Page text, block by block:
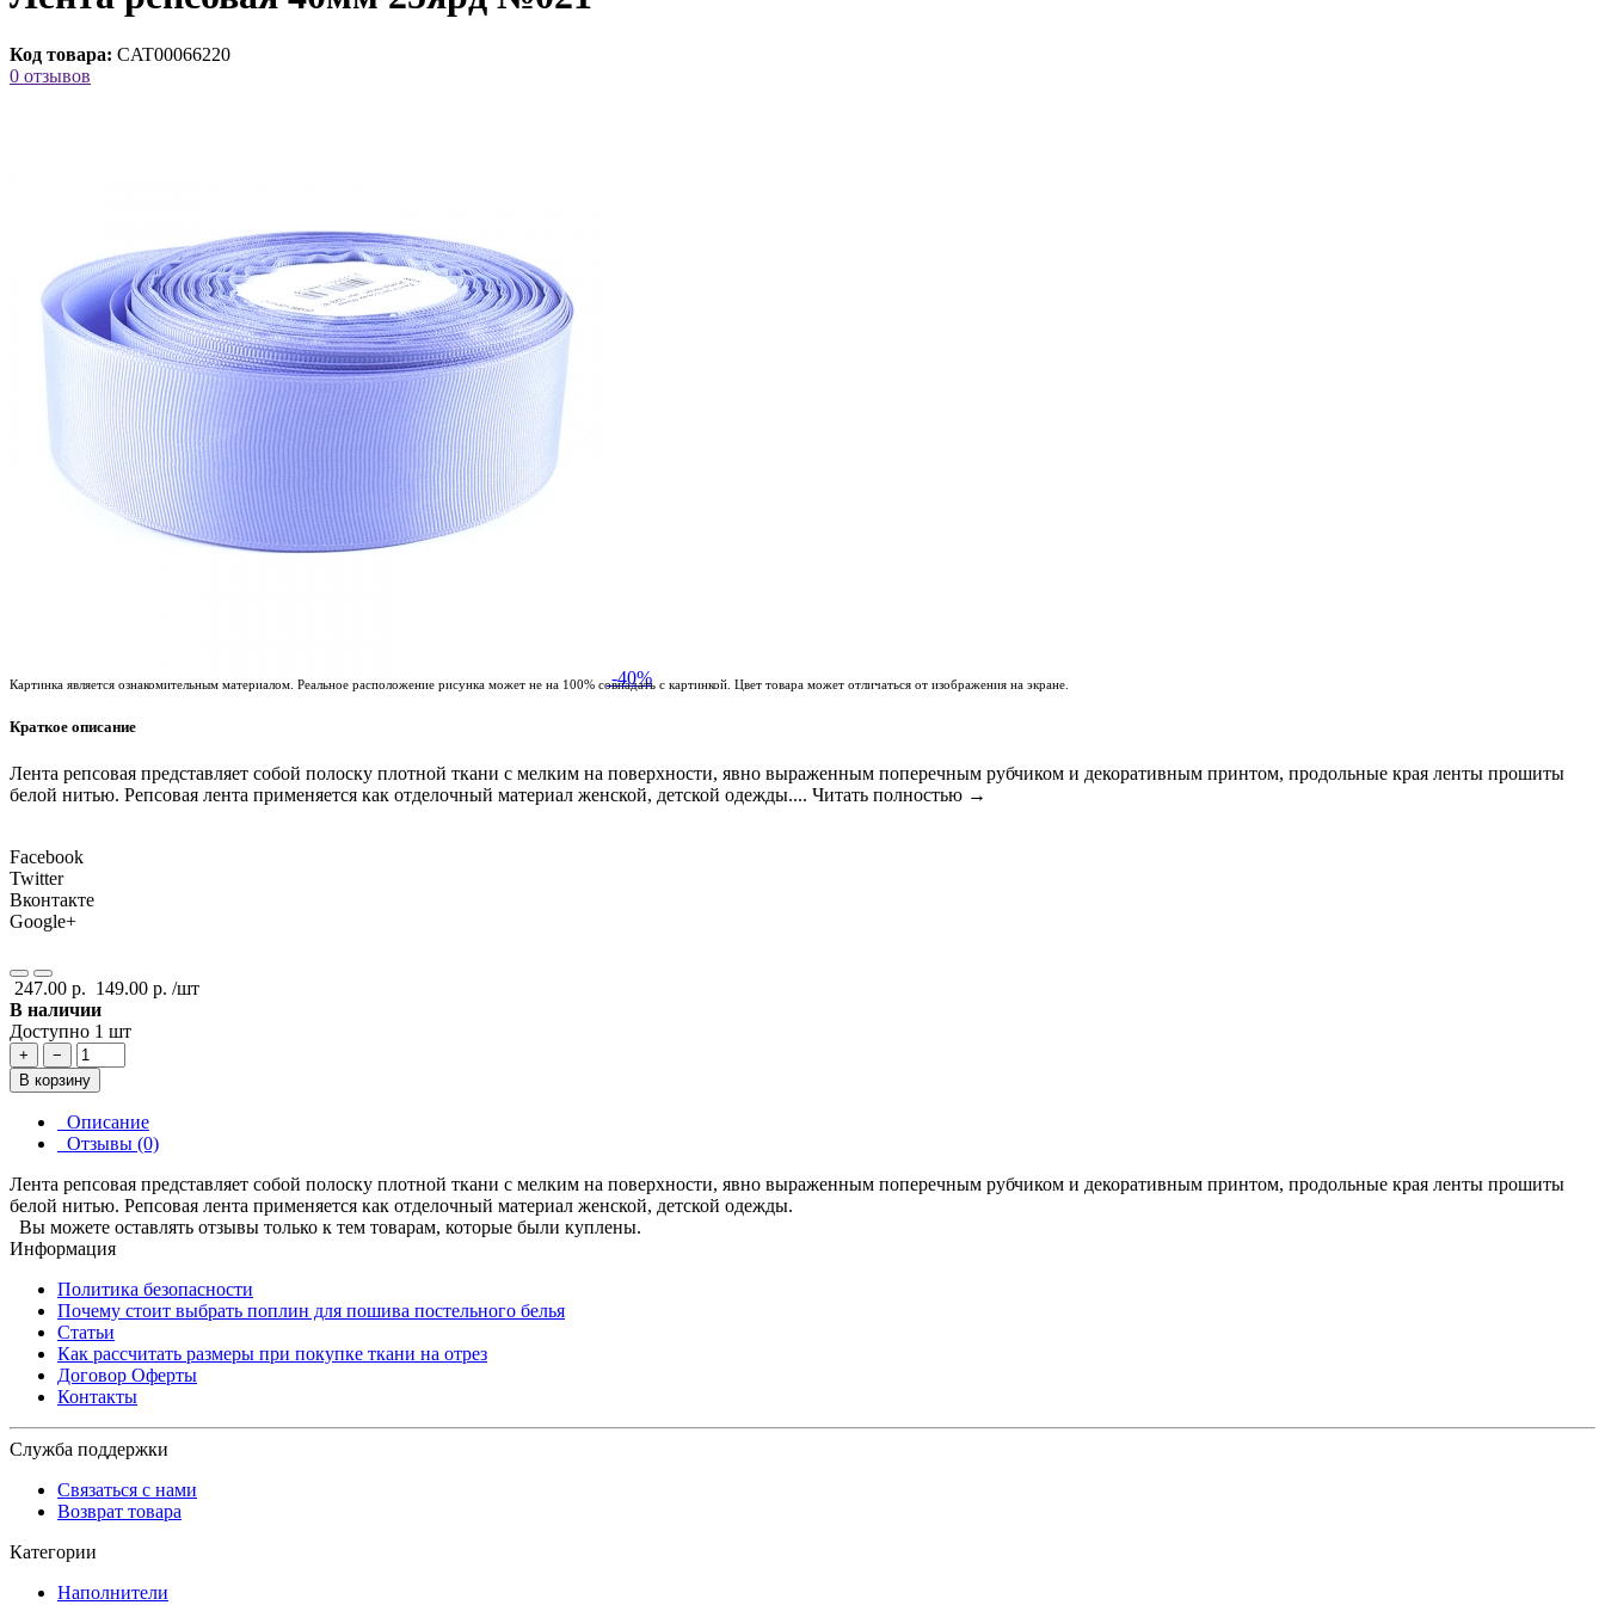
Код товара: CAT00066220
0 отзывов
-40%
Картинка является ознакомительным материалом. Реальное расположение рисунка может не на 100% совпадать с картинкой. Цвет товара может отличаться от изображения на экране.
Краткое описание
Лента репсовая представляет собой полоску плотной ткани с мелким на поверхности, явно выраженным поперечным рубчиком и декоративным принтом, продольные края ленты прошиты
белой нитью. Репсовая лента применяется как отделочный материал женской, детской одежды.... Читать полностью →
Facebook
Twitter
Вконтакте
Google+
247.00 р. 149.00 р. /шт
В наличии
Доступно 1 шт
+
−
В корзину
Описание
Отзывы (0)
Лента репсовая представляет собой полоску плотной ткани с мелким на поверхности, явно выраженным поперечным рубчиком и декоративным принтом, продольные края ленты прошиты
белой нитью. Репсовая лента применяется как отделочный материал женской, детской одежды.
Вы можете оставлять отзывы только к тем товарам, которые были куплены.
Информация
Политика безопасности
Почему стоит выбрать поплин для пошива постельного белья
Статьи
Как рассчитать размеры при покупке ткани на отрез
Договор Оферты
Контакты
Служба поддержки
Связаться с нами
Возврат товара
Категории
Наполнители